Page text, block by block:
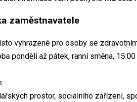
zaměstnavatele
vyhrazené pro osoby se
pondělí až pátek, ranní směna,
prostor, sociálního zařízení,